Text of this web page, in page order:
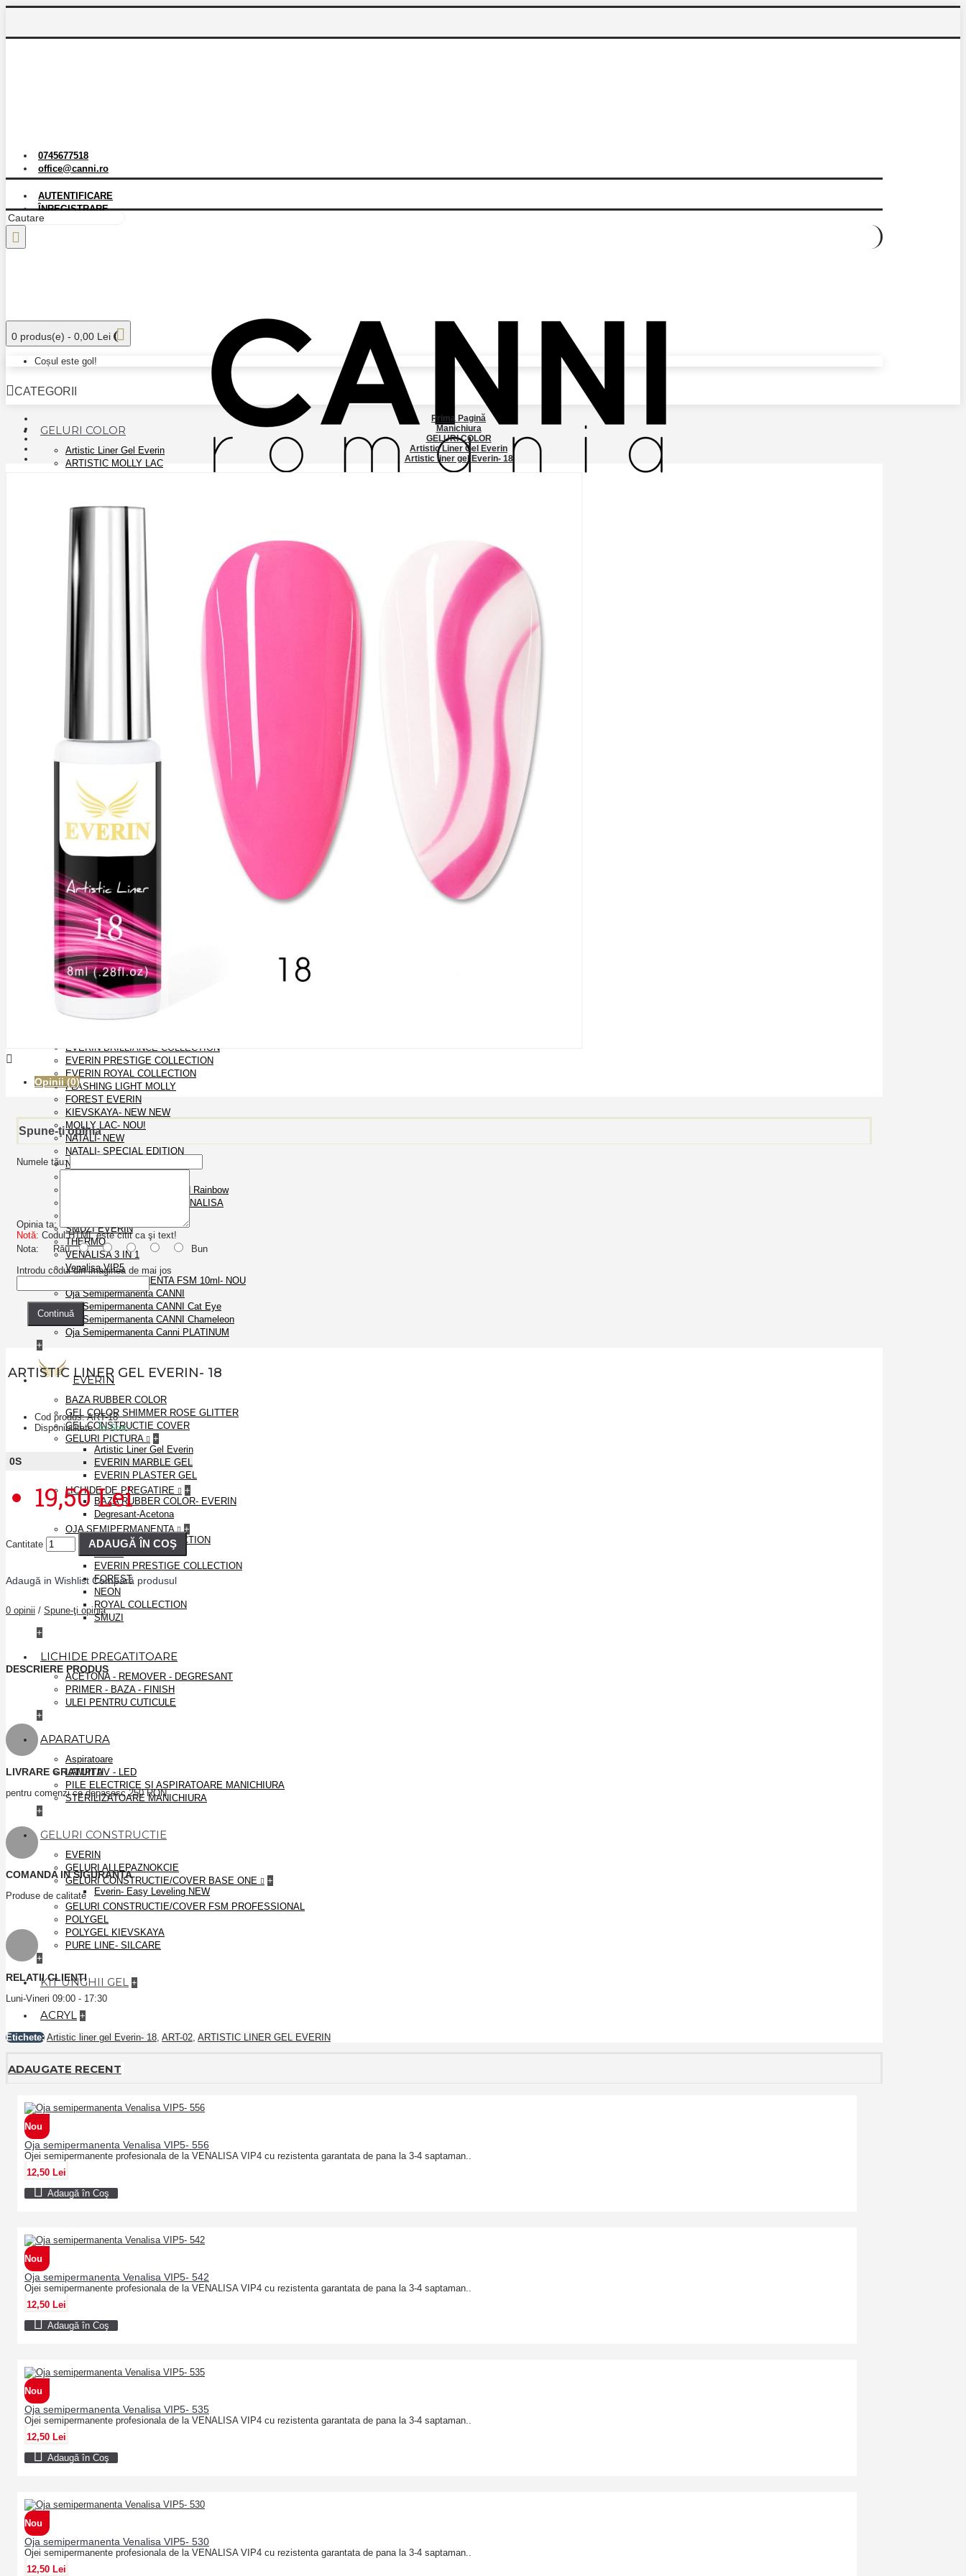
0745677518
office@canni.ro
AUTENTIFICARE
ÎNREGISTRARE
0 produs(e) - 0,00 Lei
Coșul este gol!
CATEGORII
GELURI COLOR
Artistic Liner Gel Everin
ARTISTIC MOLLY LAC
EVERIN PLASTER GEL
FSM COVER COLOR GEL
GEL COLOR FSM PLATINUM - AURORA
GEL COLOR GLITTER CANNI 15ml
Gel Stampila Everin
GELURI PICTURA EVERIN
GYPSUM COLOR GEL
JAZZ KIEVSKAYA
MUD COLOR GEL
THERMO-SHINY-SEQUIN
CRISTALE/PIETRE
FOLII DE TRANSFER
MATRITE - STAMPILE - OJA STAMPILA
PIGMENT DECOR UNGHII
SCLIPICI - PAIETE - CONFETTI - CAVIAR
TATUAJE DECOR UNGHII
ACCESORII-USTENSILE
BITURI RUSESTI
CAPETE DE FREZA
PALETARE-EXPUNERE CULORI
PENSULE MANICHIURA PROFESIONALE
PILE - BUFFERE
SABLOANE - TIPSURI
USTENSILE
OJA SEMIPERMANENTA
DISCO EVERIN
EVERIN BRILLIANCE COLLECTION
EVERIN PRESTIGE COLLECTION
EVERIN ROYAL COLLECTION
FLASHING LIGHT MOLLY
FOREST EVERIN
KIEVSKAYA- NEW NEW
MOLLY LAC- NOU!
NATALI- NEW
NATALI- SPECIAL EDITION
NEON EVERIN
Oja semipermanenta Rosalind Rainbow
OJA SEMIPERMANENTA VENALISA
SMUZI EVERIN
THERMO
VENALISA 3 IN 1
Venalisa VIP5
OJA SEMIPERMANENTA FSM 10ml- NOU
Oja Semipermanenta CANNI
Oja Semipermanenta CANNI Cat Eye
Oja Semipermanenta CANNI Chameleon
Oja Semipermanenta Canni PLATINUM
+
EVERIN
BAZA RUBBER COLOR
GEL COLOR SHIMMER ROSE GLITTER
GEL CONSTRUCTIE COVER
GELURI PICTURA
+
Artistic Liner Gel Everin
EVERIN MARBLE GEL
EVERIN PLASTER GEL
LICHIDE DE PREGATIRE
+
BAZA RUBBER COLOR- EVERIN
Degresant-Acetona
OJA SEMIPERMANENTA
+
BRILLIANCE COLLECTION
DISCO
EVERIN PRESTIGE COLLECTION
FOREST
NEON
ROYAL COLLECTION
SMUZI
+
LICHIDE PREGATITOARE
ACETONA - REMOVER - DEGRESANT
PRIMER - BAZA - FINISH
ULEI PENTRU CUTICULE
+
APARATURA
Aspiratoare
LAMPI UV - LED
PILE ELECTRICE SI ASPIRATOARE MANICHIURA
STERILIZATOARE MANICHIURA
+
GELURI CONSTRUCTIE
EVERIN
GELURI ALLEPAZNOKCIE
GELURI CONSTRUCTIE/COVER BASE ONE
+
Everin- Easy Leveling NEW
GELURI CONSTRUCTIE/COVER FSM PROFESSIONAL
POLYGEL
POLYGEL KIEVSKAYA
PURE LINE- SILCARE
+
KIT UNGHII GEL +
ACRYL +
Prima Pagină
Manichiura
GELURI COLOR
Artistic Liner Gel Everin
Artistic liner gel Everin- 18
Opinii (0)
Spune-ţi opinia
Numele tău:
Opinia ta:
Notă: Codul HTML este citit ca şi text!
Nota: Rău
Bun
Introdu codul din imaginea de mai jos
Continuă
ARTISTIC LINER GEL EVERIN- 18
Cod produs:ART-18
Disponibilitate:În Stoc
0S
19,50 Lei
Cantitate ADAUGĂ ÎN COŞ
Adaugă in Wishlist Compară produsul
0 opinii / Spune-ţi opinia
DESCRIERE PRODUS
LIVRARE GRATUITA
pentru comenzi ce depaşesc 250 RON
COMANDA IN SIGURANTA
Produse de calitate
RELATII CLIENTI
Luni-Vineri 09:00 - 17:30
Etichete: Artistic liner gel Everin- 18 ART-02 ARTISTIC LINER GEL EVERIN
ADAUGATE RECENT
Nou
Oja semipermanenta Venalisa VIP5- 556
Ojei semipermanente profesionala de la VENALISA VIP4 cu rezistenta garantata de pana la 3-4 saptaman..
12,50 Lei
Adaugă în Coş
Nou
Oja semipermanenta Venalisa VIP5- 542
Ojei semipermanente profesionala de la VENALISA VIP4 cu rezistenta garantata de pana la 3-4 saptaman..
12,50 Lei
Adaugă în Coş
Nou
Oja semipermanenta Venalisa VIP5- 535
Ojei semipermanente profesionala de la VENALISA VIP4 cu rezistenta garantata de pana la 3-4 saptaman..
12,50 Lei
Adaugă în Coş
Nou
Oja semipermanenta Venalisa VIP5- 530
Ojei semipermanente profesionala de la VENALISA VIP4 cu rezistenta garantata de pana la 3-4 saptaman..
12,50 Lei